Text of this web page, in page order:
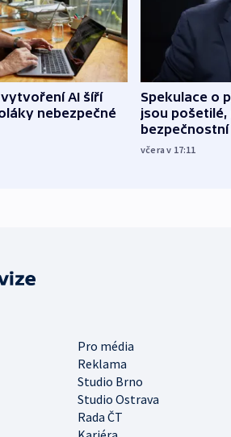
vytvoření AI šíří
nebezpečné
Spekulace o
jsou
včera v 17:11
Pro média
Reklama
Studio Brno
Studio Ostrava
Rada ČT